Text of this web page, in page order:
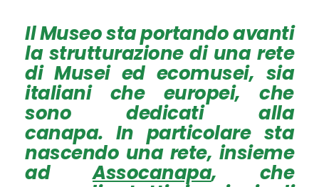
Il Museo sta portando avanti
la strutturazione di una rete
di Musei ed ecomusei, sia
italiani che europei, che
sono dedicati alla
canapa. In particolare sta
nascendo una rete, insieme
adAssocanapa, che